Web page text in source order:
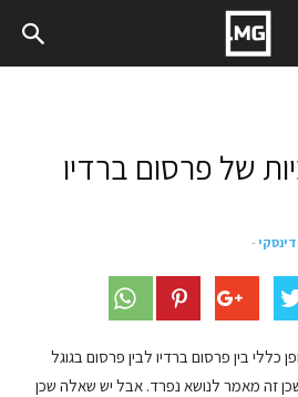
של פרסום ברדיו
-
כללי בין פרסום ברדיו לבין פרסום בגוגל
זה מאמר לנושא נפרד. אבל יש שאלה שכן